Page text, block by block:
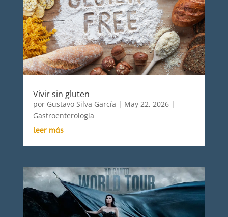
Vivir sin gluten
por Gustavo Silva García | May 22, 2026|
Gastroenterología
leer más